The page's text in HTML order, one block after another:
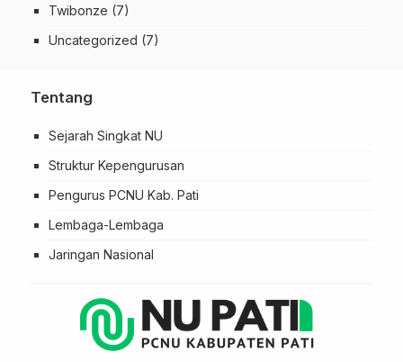
Twibonze (7)
Uncategorized (7)
Tentang
Sejarah Singkat NU
Struktur Kepengurusan
Pengurus PCNU Kab. Pati
Lembaga-Lembaga
Jaringan Nasional